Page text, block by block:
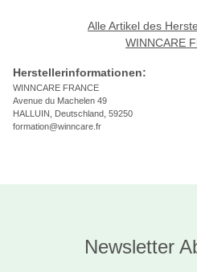
Alle Artikel des
WINNCARE
Herstellerinformationen:
WINNCARE FRANCE
Avenue du Machelen 49
HALLUIN, Deutschland, 59250
formation@winncare.fr
Newsletter